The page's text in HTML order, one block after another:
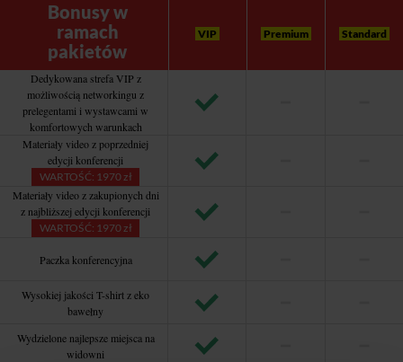
Bonusy w
ramach
pakietów
VIP Premium Standard
Dedykowana strefa VIP z
możliwością networkingu z
prelegentami i wystawcami w
komfortowych warunkach
Materiały video z poprzedniej
edycji konferencji
WARTOŚĆ: 1970 zł
Materiały video z zakupionych dni
z najbliższej edycji konferencji
WARTOŚĆ: 1970 zł
Paczka konferencyjna
Wysokiej jakości T-shirt z eko
bawełny
Wydzielone najlepsze miejsca na
widowni